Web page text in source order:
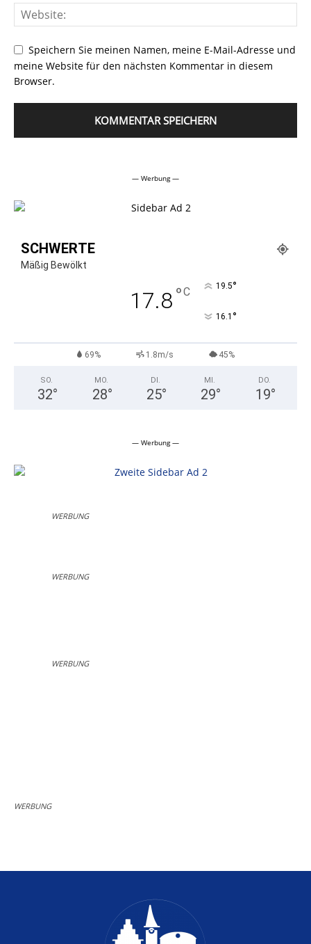
Speichern Sie meinen Namen, meine E-Mail-Adresse und
meine Website für den nächsten Kommentar in diesem
Browser.
— Werbung —
SCHWERTE
Mäßig Bewölkt
17.8°C 19.5°
16.1 °
69% 1.8m/s 45%
SO.
32°
MO.
28°
DI.
25°
MI.
29°
DO.
19°
— Werbung —
WERBUNG
WERBUNG
WERBUNG
WERBUNG